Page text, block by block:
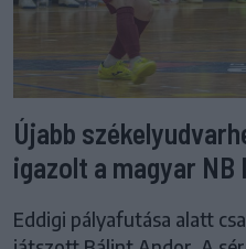
Újabb
igazolt a magyar NB
Eddigi pályafutása alatt